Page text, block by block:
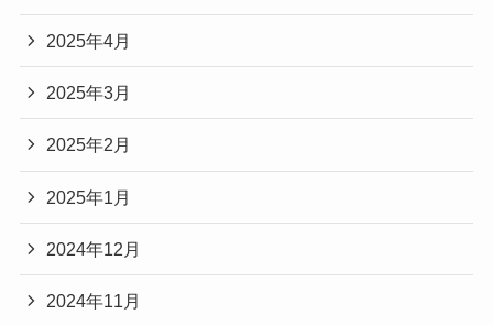
2025年4月
2025年3月
2025年2月
2025年1月
2024年12月
2024年11月